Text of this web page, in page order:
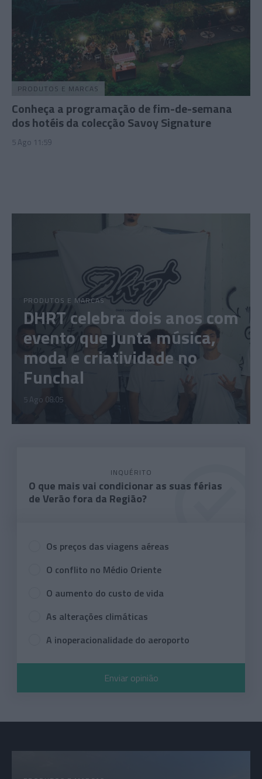
PRODUTOS E MARCAS
Conheça a programação de fim-de-semana
dos hotéis da colecção Savoy Signature
5 Ago 11:59
PRODUTOS E MARCAS
DHRT celebra dois anos com
evento que junta música,
moda e criatividade no
Funchal
5 Ago 08:05
INQUÉRITO
O que mais vai condicionar as suas férias
de Verão fora da Região?
Os preços das viagens aéreas
O conflito no Médio Oriente
O aumento do custo de vida
As alterações climáticas
A inoperacionalidade do aeroporto
Enviar opinião